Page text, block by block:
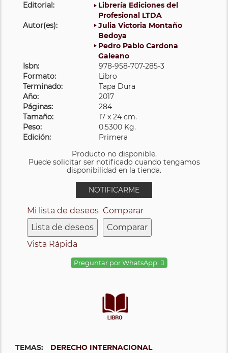
Editorial:
Librería Ediciones del
Profesional LTDA
Autor(es):
Julia Victoria Montaño
Bedoya
Pedro Pablo Cardona
Galeano
Isbn:
978-958-707-285-3
Formato:
Libro
Terminado:
Tapa Dura
Año:
2017
Páginas:
284
Tamaño:
17 x 24 cm.
Peso:
0.5300 Kg.
Edición:
Primera
Producto no disponible.
Puede solicitar ser notificado cuando tengamos
disponibilidad en la tienda.
NOTIFICARME
Mi lista de deseos
Lista de deseos
Comparar
Comparar
Vista Rápida
Preguntar por WhatsApp:
TEMAS: DERECHO INTERNACIONAL